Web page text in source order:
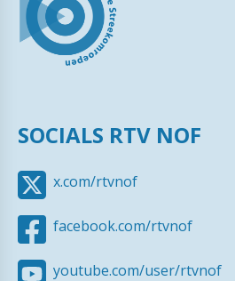
SOCIALS RTV NOF
x.com/rtvnof
facebook.com/rtvnof
youtube.com/user/rtvnof